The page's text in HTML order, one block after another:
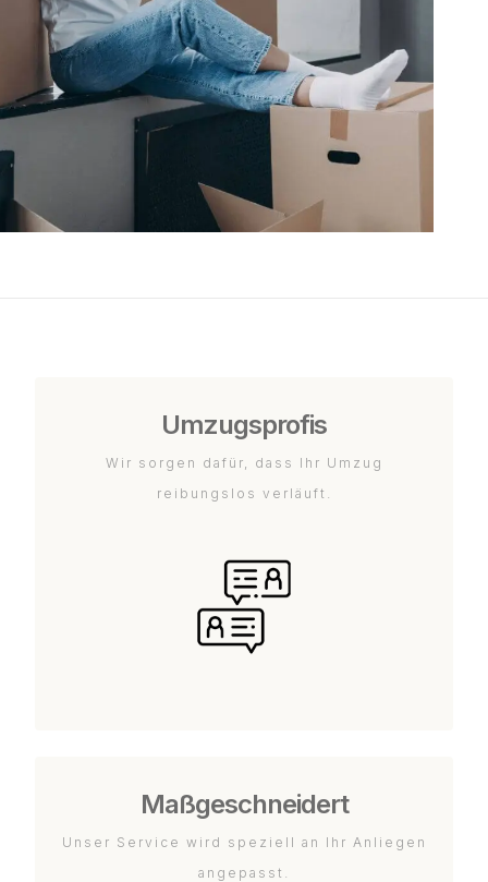
Umzugsprofis
Wir sorgen dafür, dass Ihr Umzug
reibungslos verläuft.
Maßgeschneidert
Unser Service wird speziell an Ihr Anliegen
angepasst.